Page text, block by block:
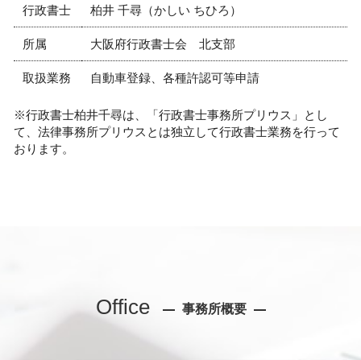
行政書士 柏井 千尋（かしい ちひろ）
所属 大阪府行政書士会 北支部
取扱業務 自動車登録、各種許認可等申請
※行政書士柏井千尋は、「行政書士事務所プリウス」とし
て、法律事務所プリウスとは独立して行政書士業務を行って
おります。
Office 事務所概要